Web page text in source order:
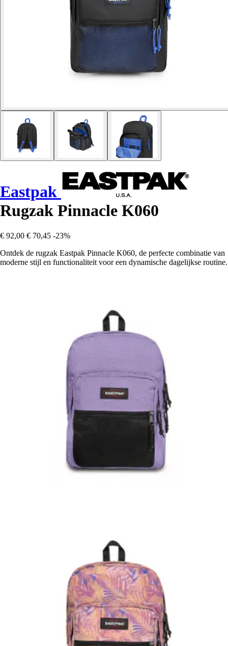
Eastpak
Rugzak Pinnacle K060
€ 92,00 € 70,45 -23%
Ontdek de rugzak Eastpak Pinnacle K060, de perfecte combinatie van
moderne stijl en functionaliteit voor een dynamische dagelijkse routine.